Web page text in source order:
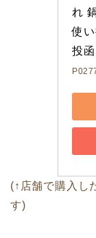
れ
使
投
(↑店舗で購入し
す)